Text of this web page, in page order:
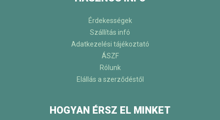
Érdekességek
Szállítás infó
Adatkezelési tájékoztató
ÁSZF
Rólunk
Elállás a szerződéstől
HOGYAN ÉRSZ EL MINKET